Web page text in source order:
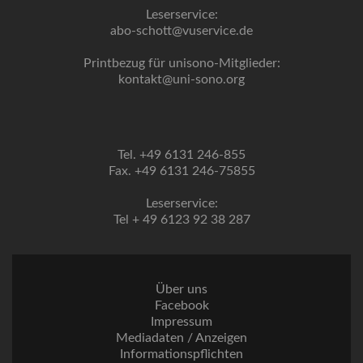
Leserservice:
abo-schott@vuservice.de
Printbezug für unisono-Mitglieder:
kontakt@uni-sono.org
Tel. +49 6131 246-855
Fax. +49 6131 246-75855
Leserservice:
Tel + 49 6123 92 38 287
Über uns
Facebook
Impressum
Mediadaten / Anzeigen
Informationspflichten